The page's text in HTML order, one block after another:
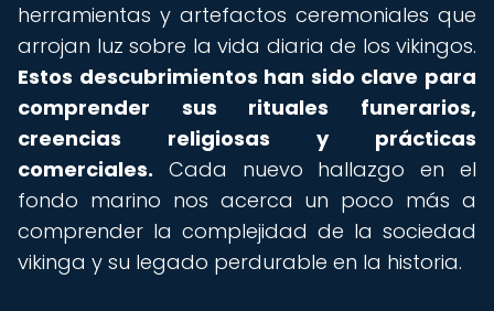
herramientas y artefactos ceremoniales que
arrojan luz sobre la vida diaria de los vikingos.
Estos descubrimientos han sido clave para
comprender sus rituales funerarios,
creencias religiosas y prácticas
comerciales. Cada nuevo hallazgo en el
fondo marino nos acerca un poco más a
comprender la complejidad de la sociedad
vikinga y su legado perdurable en la historia.